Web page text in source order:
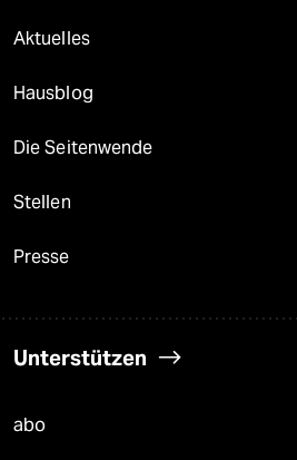
Aktuelles
Hausblog
Die Seitenwende
Stellen
Presse
Unterstützen
abo